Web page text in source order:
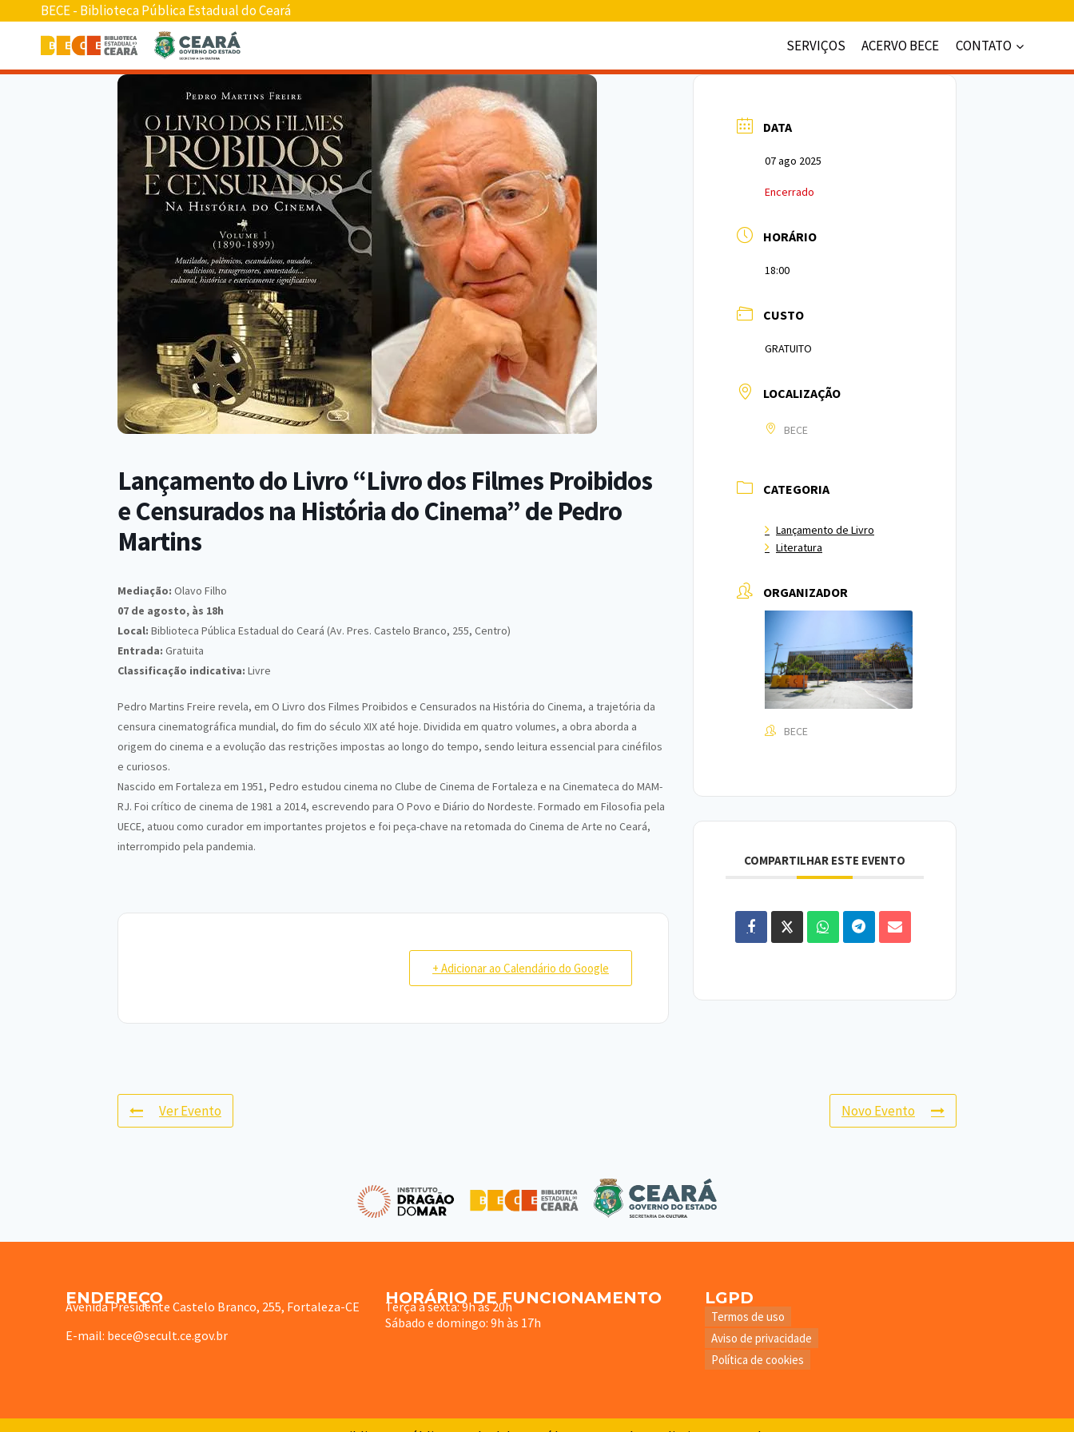
BECE - Biblioteca Pública Estadual do Ceará
SERVIÇOS
ACERVO BECE CONTATO
Lançamento do Livro “Livro dos Filmes Proibidos
e Censurados na História do Cinema” de Pedro
Martins
Mediação: Olavo Filho
07 de agosto, às 18h
Local: Biblioteca Pública Estadual do Ceará (Av. Pres. Castelo Branco, 255, Centro)
Entrada: Gratuita
Classificação indicativa: Livre
Pedro Martins Freire revela, em O Livro dos Filmes Proibidos e Censurados na História do Cinema, a trajetória da
censura cinematográfica mundial, do fim do século XIX até hoje. Dividida em quatro volumes, a obra aborda a
origem do cinema e a evolução das restrições impostas ao longo do tempo, sendo leitura essencial para cinéfilos
e curiosos.
Nascido em Fortaleza em 1951, Pedro estudou cinema no Clube de Cinema de Fortaleza e na Cinemateca do MAM-
RJ. Foi crítico de cinema de 1981 a 2014, escrevendo para O Povo e Diário do Nordeste. Formado em Filosofia pela
UECE, atuou como curador em importantes projetos e foi peça-chave na retomada do Cinema de Arte no Ceará,
interrompido pela pandemia.
+ Adicionar ao Calendário do Google
DATA
07 ago 2025
Encerrado
HORÁRIO
18:00
CUSTO
GRATUITO
LOCALIZAÇÃO
BECE
CATEGORIA
Lançamento de Livro
Literatura
ORGANIZADOR
BECE
COMPARTILHAR ESTE EVENTO
Ver Evento Novo Evento
ENDEREÇO
Avenida Presidente Castelo Branco, 255, Fortaleza-CE
E-mail: bece@secult.ce.gov.br
HORÁRIO DE FUNCIONAMENTO
Terça à sexta: 9h às 20h
Sábado e domingo: 9h às 17h
LGPD
Termos de uso
Aviso de privacidade
Política de cookies